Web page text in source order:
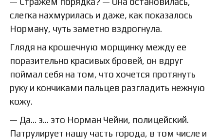
слегка нахмурилась и даже, как показалось
Норману, чуть заметно вздрогнула.
Глядя на крошечную морщинку между ее
поразительно красивых бровей, он вдруг
поймал себя на том, что хочется протянуть
руку и кончиками пальцев разгладить нежную
кожу.
— Да… э… это Норман Чейни, полицейский.
Патрулирует нашу часть города, в том числе и